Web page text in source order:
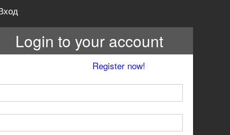
Login to your account
Register now!